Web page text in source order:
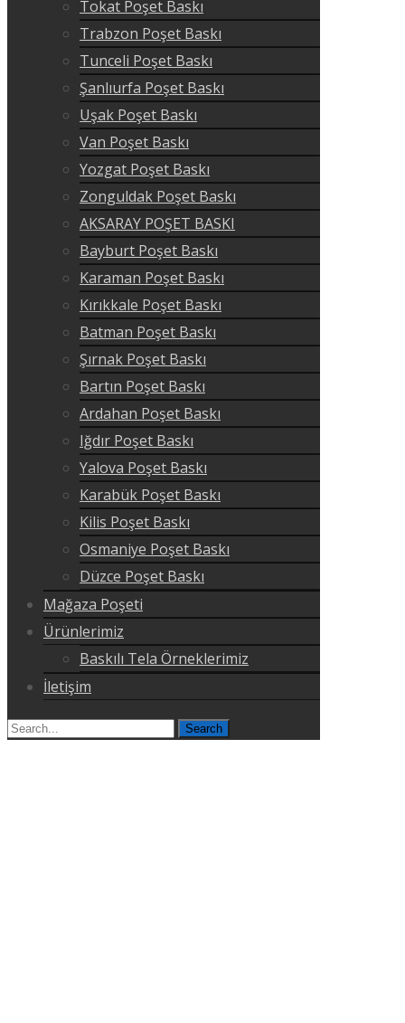
Tokat Poşet Baskı
Trabzon Poşet Baskı
Tunceli Poşet Baskı
Şanlıurfa Poşet Baskı
Uşak Poşet Baskı
Van Poşet Baskı
Yozgat Poşet Baskı
Zonguldak Poşet Baskı
AKSARAY POŞET BASKI
Bayburt Poşet Baskı
Karaman Poşet Baskı
Kırıkkale Poşet Baskı
Batman Poşet Baskı
Şırnak Poşet Baskı
Bartın Poşet Baskı
Ardahan Poşet Baskı
Iğdır Poşet Baskı
Yalova Poşet Baskı
Karabük Poşet Baskı
Kilis Poşet Baskı
Osmaniye Poşet Baskı
Düzce Poşet Baskı
Mağaza Poşeti
Ürünlerimiz
Baskılı Tela Örneklerimiz
İletişim
Search